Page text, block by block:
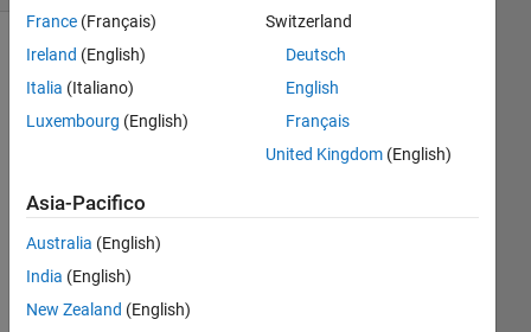
can
't to
find
France (Français)
Ireland (English)
Italia (Italiano)
Luxembourg (English)
Switzerland
Deutsch
English
Français
United Kingdom(English)
Asia-Pacifico
Australia (English)
India (English)
New Zealand (English)